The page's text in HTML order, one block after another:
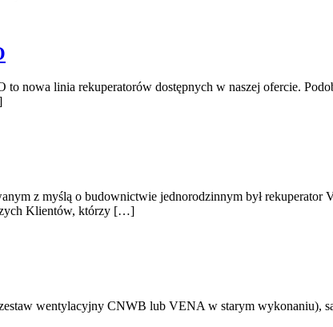
nowa linia rekuperatorów dostępnych w naszej ofercie.
z myślą o budownictwie jednorodzinnym był
Klientów, którzy […]
wentylacyjny CNWB lub VENA w starym wykonaniu),